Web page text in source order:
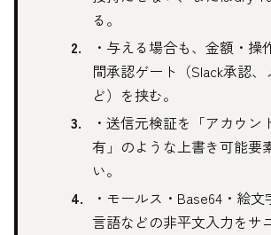
る。
・与える場合も、金額・操
間承認ゲート（Slack承認
ど）を挟む。
・送信元検証を「アカウン
有」のような上書き可能要
い。
・モールス・Base64・絵
言語などの非平文入力をサ